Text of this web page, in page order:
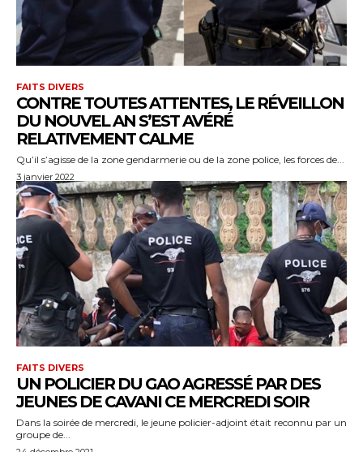
FAITS DIVERS
CONTRE TOUTES ATTENTES, LE RÉVEILLON
DU NOUVEL AN S’EST AVÉRÉ
RELATIVEMENT CALME
Qu’il s’agisse de la zone gendarmerie ou de la zone police, les forces de...
3 janvier 2022
FAITS DIVERS
UN POLICIER DU GAO AGRESSÉ PAR DES
JEUNES DE CAVANI CE MERCREDI SOIR
Dans la soirée de mercredi, le jeune policier-adjoint était reconnu par un
groupe de...